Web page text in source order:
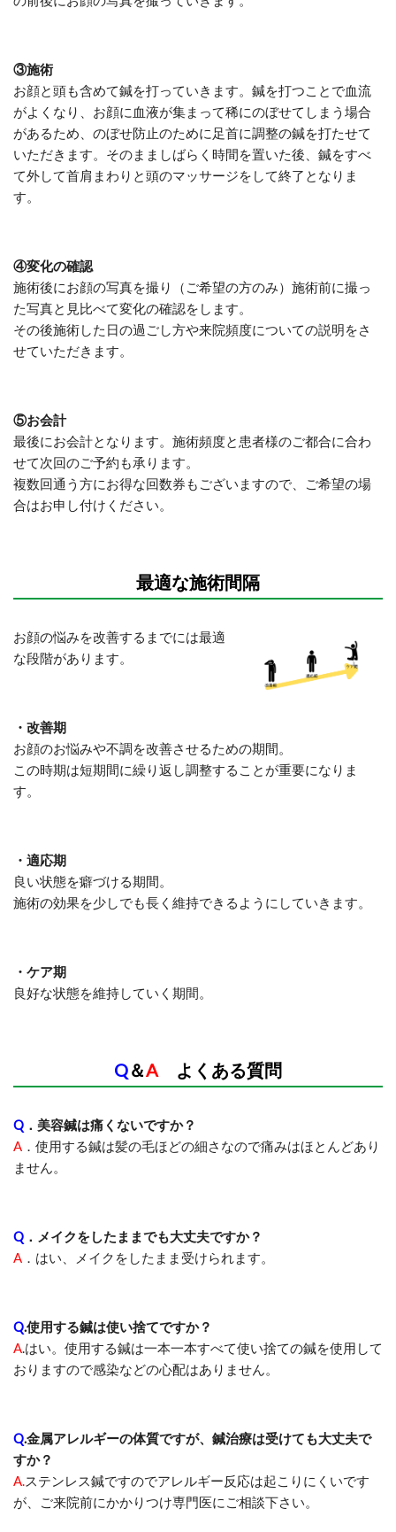
③施術
お顔と頭も含めて鍼を打っていきます。鍼を打つことで血流
がよくなり、お顔に血液が集まって稀にのぼせてしまう場合
があるため、のぼせ防止のために足首に調整の鍼を打たせて
いただきます。そのまましばらく時間を置いた後、鍼をすべ
て外して首肩まわりと頭のマッサージをして終了となりま
す。
④変化の確認
施術後にお顔の写真を撮り（ご希望の方のみ）施術前に撮っ
た写真と見比べて変化の確認をします。
その後施術した日の過ごし方や来院頻度についての説明をさ
せていただきます。
⑤お会計
最後にお会計となります。施術頻度と患者様のご都合に合わ
せて次回のご予約も承ります。
複数回通う方にお得な回数券もございますので、ご希望の場
合はお申し付けください。
最適な施術間隔
お顔の悩みを改善するまでには最適
な段階があります。
・改善期
お顔のお悩みや不調を改善させるための期間。
この時期は短期間に繰り返し調整することが重要になりま
す。
・適応期
良い状態を癖づける期間。
施術の効果を少しでも長く維持できるようにしていきます。
・ケア期
良好な状態を維持していく期間。
Q＆A よくある質問
Q ．美容鍼は痛くないですか？
A ． 使用する鍼は髪の毛ほどの細さなので痛みはほとんどあり
ません。
Q ．メイクをしたままでも大丈夫ですか？
A ． はい、メイクをしたまま受けられます。
Q.使用する鍼は使い捨てですか？
A.はい。使用する鍼は一本一本すべて使い捨ての鍼を使用して
おりますので感染などの心配はありません。
Q.金属アレルギーの体質ですが、鍼治療は受けても大丈夫で
すか？
A.ステンレス鍼ですのでアレルギー反応は起こりにくいです
が、ご来院前にかかりつけ専門医にご相談下さい。